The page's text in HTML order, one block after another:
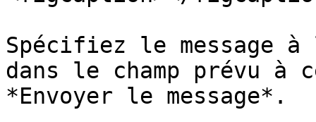
Spécifiez le message
dans le champ prévu
*Envoyer le message*.